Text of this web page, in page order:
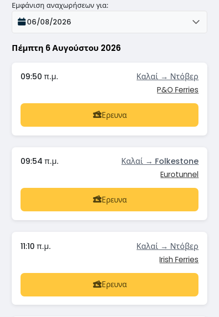
Πέμπτη 6 Αυγούστου 2026
Εμφάνιση αναχωρήσεων για:
06/08/2026
09:50 π.μ. Καλαί → Ντόβερ
P&O Ferries
Ερευνα
09:54 π.μ. Καλαί → Folkestone
Eurotunnel
Ερευνα
11:10 π.μ. Καλαί → Ντόβερ
Irish Ferries
Ερευνα